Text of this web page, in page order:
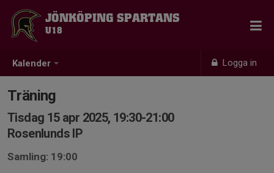
Kalender Logga in
JÖNKÖPING SPARTANS
U18
Träning
Tisdag 15 apr 2025, 19:30-21:00
Rosenlunds IP
Samling: 19:00